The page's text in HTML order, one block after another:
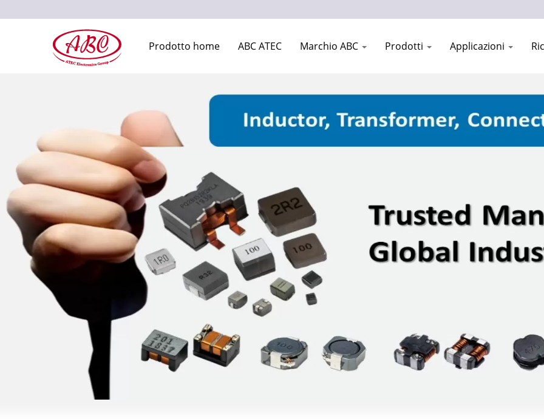
Prodotto home ABC ATEC Marchio ABC Prodotti Applicazioni